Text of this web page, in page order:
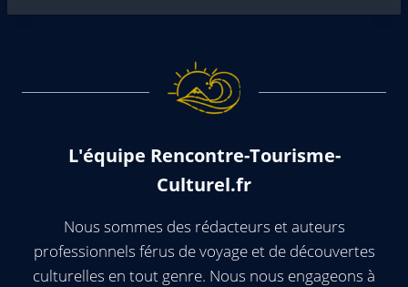
L'équipe Rencontre-Tourisme-
Culturel.fr
Nous sommes des rédacteurs et auteurs
professionnels férus de voyage et de découvertes
culturelles en tout genre. Nous nous engageons à